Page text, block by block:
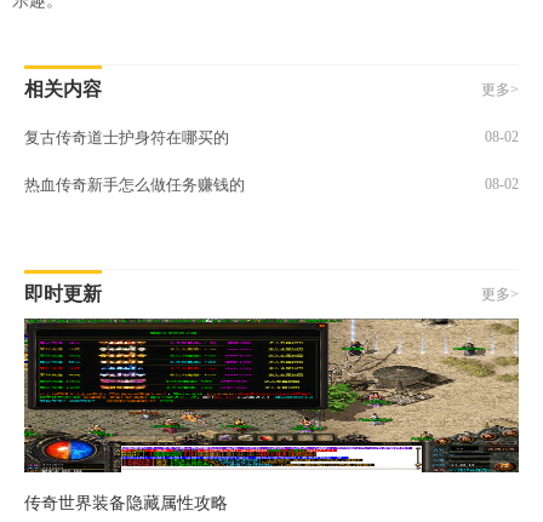
相关内容 更多>
复古传奇道士护身符在哪买的 08-02
热血传奇新手怎么做任务赚钱的 08-02
即时更新 更多>
传奇世界装备隐藏属性攻略